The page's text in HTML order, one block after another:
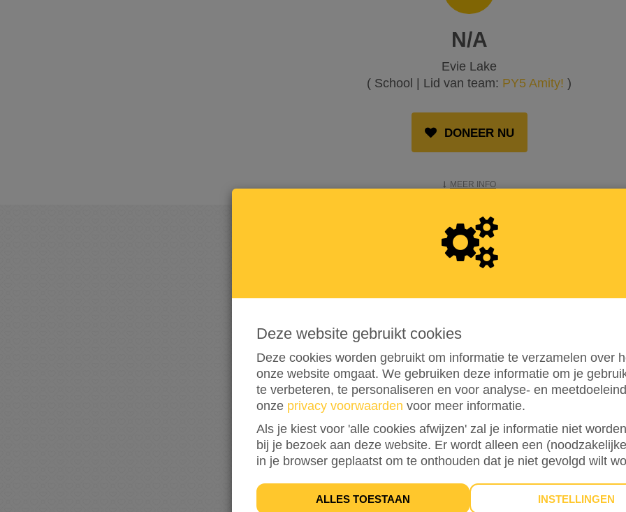
N/A
Evie Lake
( School | Lid van team: PY5 Amity! )
DONEER NU
MEER INFO
OPGEHAALD
0
0% bereikt van mijn streefbedrag € 100
Deze website gebruikt cookies
Deze cookies worden gebruikt om informatie te verzamelen over
onze website omgaat. We gebruiken deze informatie om je
te verbeteren, te personaliseren en voor analyse- en
onze privacy voorwaarden voor meer informatie.
Als je kiest voor 'alle cookies afwijzen' zal je informatie niet
bij je bezoek aan deze website. Er wordt alleen een
in je browser geplaatst om te onthouden dat je niet gevolgd wilt
ALLES TOESTAAN INSTELLINGEN